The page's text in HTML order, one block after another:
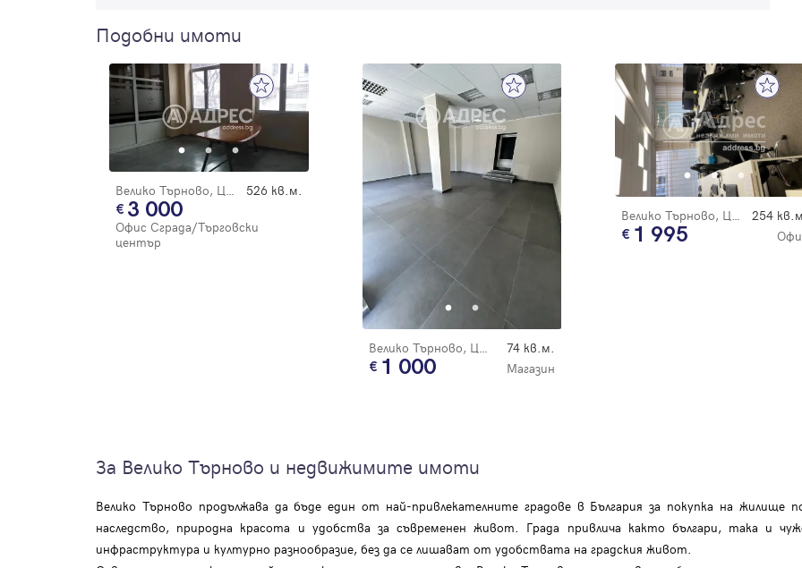
Подобни имоти
526 кв.м.
3 000
Офис Сграда/Търговски
център
Велико Търново, Център 74 кв.м.
1 000 Магазин
Велико Търново, Център 254
1 995
За Велико Търново и недвижимите имоти
Велико Търново продължава да бъде един от най-привлекателните градове в България за покупка на жилище
наследство, природна красота и удобства за съвременен живот. Града привлича както българи, така и
инфраструктура и културно разнообразие, без да се лишават от удобствата на градския живот.
Забравена парола